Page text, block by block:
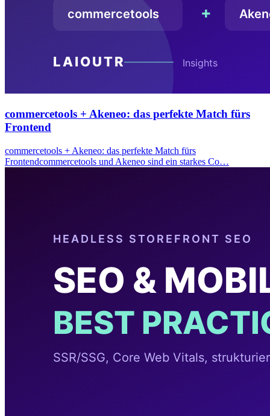
commercetools + Akeneo: das perfekte Match fürs
Frontend
commercetools + Akeneo: das perfekte Match fürs
Frontendcommercetools und Akeneo sind ein starkes Co…